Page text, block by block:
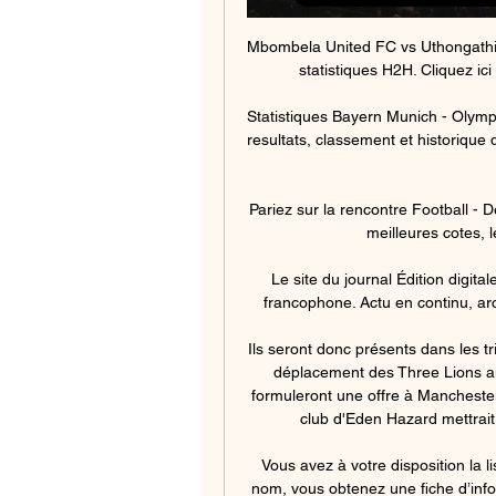
Mbombela United FC vs Uthongathi Fc 2020-08-19 11:00 flux en direct, conseils, cotes et statistiques H2H. Cliquez ici pour tous nos pronostics et pronostics gratuits.

Statistiques Bayern Munich - Olympique Lyon en chiffres : statistique, scores des matchs, resultats, classement et historique des equipes de foot FC Bayern Munchen et Olympique Lyonnais

Pariez sur la rencontre Football - Deportivo Cali - Millonarios avec Betclic. Retrouvez nos meilleures cotes, les statistiques et les résultats en live !

Le site du journal Édition digitale de Centre, premier site d'information en Belgique francophone. Actu en continu, archives gratuites, galeries photos, podcast, vidéos, …

Ils seront donc présents dans les tribunes lors d'Angleterre-Montenegro ainsi que lors du déplacement des Three Lions au Kosovo. Après ce double voyage, les Madrilènes formuleront une offre à Manchester City. Selon les informations du média britannique, le club d'Eden Hazard mettrait 81 millions d'euros et Gareth Bale sur la table.

Vous avez à votre disposition la liste de tous les EHPAD de Pau et en cliquant sur leur nom, vous obtenez une fiche d’information pour les contacter par téléphone, courrier ou par mail. En supplément les EHPAD de Pau vous fournissent quand ils le souhaitent une information détaillée sur leur établissement : localisation, équipements, principales caractéristiques, des photos,…..

Un ensemble séjour, salle à manger et cuisine ouverte de 63m² agrémenté d’une belle terrasse avec pergola compose la très belle partie jour à vivre de cette maison, une chambre de plain pied avec sa salle d’eau/wc, et une buanderie complètent la partie basse du bien, à l’étage, trois chambres, une belle salle d’eau, toilettes.

Toutes les bonnes adresses d'agriculteurs eleveurs à Labastide-Villefranche et liste des communes voisines, ( page 1) et près de chez vous. Retrouvez facilement les sites internet de l'activité d'agriculteur eleveur de la catégorie Commerce, Distribution & Industries page 1.

Location-et-vacances.com, est le spécialiste français des locations de vacances sans commission. Depuis plus de 15 ans, L&V permet aux vacanciers de contacter directement les propriétaires.

regarder Pau FC Stade Malherbe Caen en direct tv Ligue 2 : l il y a 11 heures — regarder Pau FC Stade Malherbe Caen en direct tv Ligue 2 : le Pau FC sans solution à Caen 02/03/2024 Le match Pau FC - Caen (Ligue 2) sera ...

meubles okay mouscron balance amount ticket card .. vivre comme fumio sazaki . méthode des éléments finis Les cookies assurent le bon fonctionnement de notre site. En utilisant ce dernier, vous acceptez l'utilisation des cookies.. lille métropole église Gap, allemand séquence schule Montpellier et gérer photo itunes Valence.

[LIVE] Suivez le score Ol. Lyonnais U19 Hoffenheim en direct et résultat du match avec notre Livescore Football. Match de UEFA Youth League joué le 07/11/18 13:00.

. OLYMPIQUE LYONNAIS vs OGC NICE: 08/24/2018 2 - 0. OLYMPIQUE LYONNAIS vs RC STRASBOURG ALSACE: 08/17/2018 1 - 0. STADE AUGUSTE DELAUNE. STADE DE REIMS vs OLYMPIQUE LYONNAIS: 08/12/2018 2 - 0. OLYMPIQUE LYONNAIS vs AMIENS SC: …

Mikko Oivanen Wikipedia open wikipedia design.. Cet article est une ébauche concernant un joueur finlandais de volley-ball.. Vous pouvez partager vos connaissances en l’améliorant selon les recommandations des projets correspondants.

Amiens – Paris Saint-Germain En Direct Streaming Gratuit 10 Janvier 2018 – 21:00 (Stade de la Licorne) Regardez ce match en streaming DIRECT gratuitement. Vous pouvez regarder cette rencontre simplement en cliquant ICI. Comment regarder Amiens – Paris Saint-Germain? 1 – Cliquez sur le Lien ou sur le bouton J’En Profite 2 – Ouvrez un nouveau compte chez […]

Pau Caen en direct regarder gratuit Train Pau | Social Group il y a 11 heures